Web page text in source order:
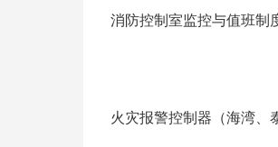
消防控制室监控与值班制
火灾报警控制器（海湾、